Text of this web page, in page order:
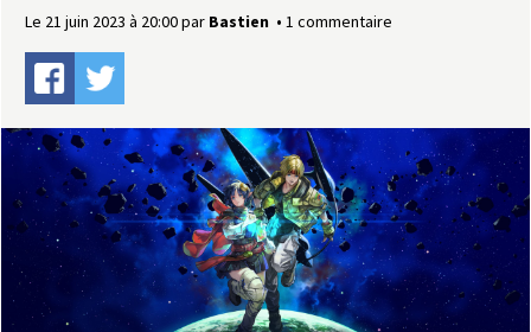
t
a
s
y
Le 21 juin 2023 à 20:00par Bastien 1 commentaire